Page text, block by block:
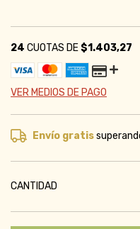
24 CUOTAS DE$1.403,27
VER MEDIOS DE PAGO
Envío gratis
CANTIDAD